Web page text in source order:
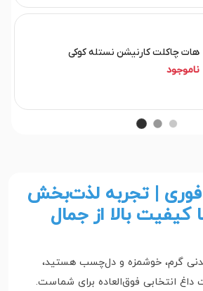
هات چاکلت کارنیشن نستله کوکی
ناموجود
| تجربه لذت‌بخش
کیفیت بالا از جمال
گرم، خوشمزه و دل‌چسب هستید،
داغ انتخابی فوق‌العاده برای شماست.